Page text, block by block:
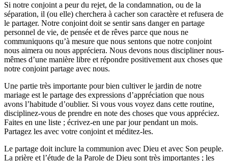
Si notre conjoint a peur du rejet, de la condamnation, ou de la
séparation, il (ou elle) cherchera à cacher son caractère et refusera de
le partager. Notre conjoint doit se sentir sans danger en partage
personnel de vie, de pensée et de rêves parce que nous ne
communiquons qu’à mesure que nous sentons que notre conjoint
nous aimera ou nous appréciera. Nous devons nous discipliner nous-
mêmes d’une manière libre et répondre positivement aux choses que
notre conjoint partage avec nous.
Une partie très importante pour bien cultiver le jardin de notre
mariage est le partage des expressions d’appréciation que nous
avons l’habitude d’oublier. Si vous vous voyez dans cette routine,
disciplinez-vous de prendre en note des choses que vous appréciez.
Faites en une liste ; écrivez-en une par jour pendant un mois.
Partagez les avec votre conjoint et méditez-les.
Le partage doit inclure la communion avec Dieu et avec Son peuple.
La prière et l’étude de la Parole de Dieu sont très importantes ; les